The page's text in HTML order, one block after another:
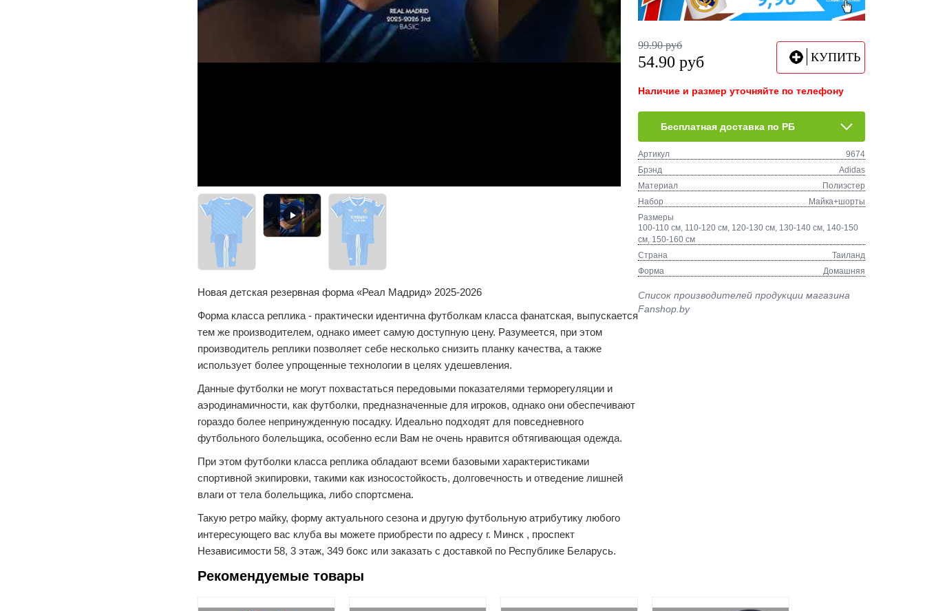
Новая детская резервная форма «Реал Мадрид» 2025-2026
Форма класса реплика - практически идентична футболкам класса фанатская, выпускается
тем же производителем, однако имеет самую доступную цену. Разумеется, при этом
производитель реплики позволяет себе несколько снизить планку качества, а также
использует более упрощенные технологии в целях удешевления.
Данные футболки не могут похвастаться передовыми показателями терморегуляции и
аэродинамичности, как футболки, предназначенные для игроков, однако они обеспечивают
гораздо более непринужденную посадку. Идеально подходят для повседневного
футбольного болельщика, особенно если Вам не очень нравится обтягивающая одежда.
При этом футболки класса реплика обладают всеми базовыми характеристиками
спортивной экипировки, такими как износостойкость, долговечность и отведение лишней
влаги от тела болельщика, либо спортсмена.
Такую ретро майку, форму актуального сезона и другую футбольную атрибутику любого
интересующего вас клуба вы можете приобрести по адресу г. Минск , проспект
Независимости 58, 3 этаж, 349 бокс или заказать с доставкой по Республике Беларусь.
99.90 руб
54.90 руб КУПИТЬ
Наличие и размер уточняйте по телефону
Бесплатная доставка по РБ
Артикул
9674
Брэнд
Adidas
Материал
Полиэстер
Набор
Майка+шорты
Размеры
100-110 см, 110-120 см, 120-130 см, 130-140 см, 140-150
см, 150-160 см
Страна
Таиланд
Форма
Домашняя
Список производителей продукции магазина
Fanshop.by
Рекомендуемые товары